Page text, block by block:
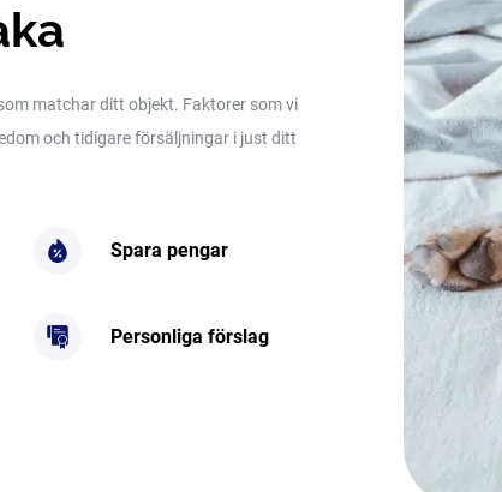
matchar ditt objekt. Faktorer som vi
och tidigare försäljningar i just ditt
Spara pengar
Personliga förslag